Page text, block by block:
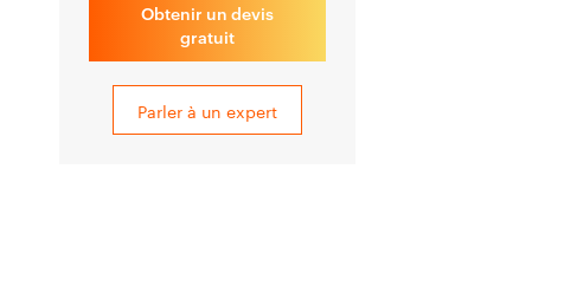
Obtenir un devis
gratuit
Parler à un expert